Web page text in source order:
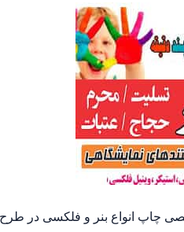
چاپ انواع بنر و فلکسی در